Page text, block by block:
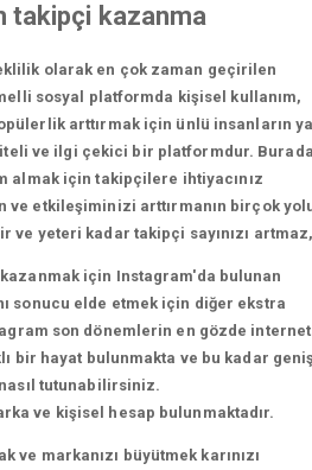
takipçi kazanma
olarak en çok zaman geçirilen
sosyal platformda kişisel kullanım,
arttırmak için ünlü insanların
ve ilgi çekici bir platformdur.
almak için takipçilere ihtiyacınız
ve etkileşiminizi arttırmanın birçok
ve yeteri kadar takipçi sayınızı
için Instagram'da bulunan
sonucu elde etmek için diğer ekstra
son dönemlerin en gözde internet
bir hayat bulunmakta ve bu kadar
tutunabilirsiniz.
ve kişisel hesap bulunmaktadır.
markanızı büyütmek karınızı